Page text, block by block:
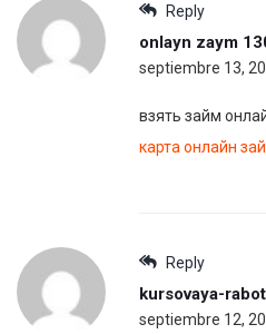
Reply
onlayn zaym
septiembre 13,
взять займ
карта онлайн
Reply
kursovaya-
septiembre 12,